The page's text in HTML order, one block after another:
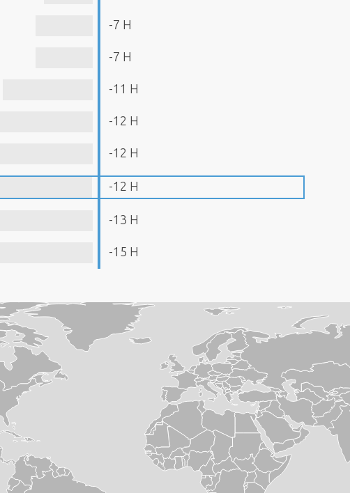
-7 H
-7 H
-11 H
-12 H
-12 H
-12 H
-13 H
-15 H